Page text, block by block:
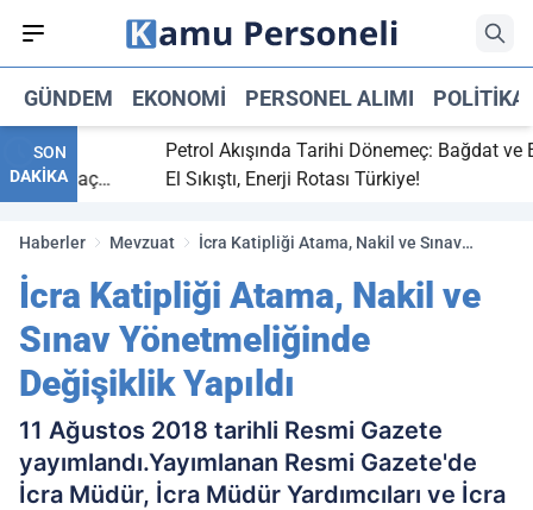
GÜNDEM EKONOMI PERSONEL ALIMI POLITIKA
SON
DAKİKA
bitti,
maç
Petrol Akışında Tarihi Dönemeç: Bağdat ve
El Sıkıştı, Enerji Rotası Türkiye!
Haberler Mevzuat
İcra Katipliği Atama, Nakil ve Sınav
İcra Katipliği Atama, Nakil ve
Sınav Yönetmeliğinde
Değişiklik Yapıldı
11 Ağustos 2018 tarihli Resmi Gazete
yayımlandı.Yayımlanan Resmi Gazete'de
İcra Müdür, İcra Müdür Yardımcıları ve İcra